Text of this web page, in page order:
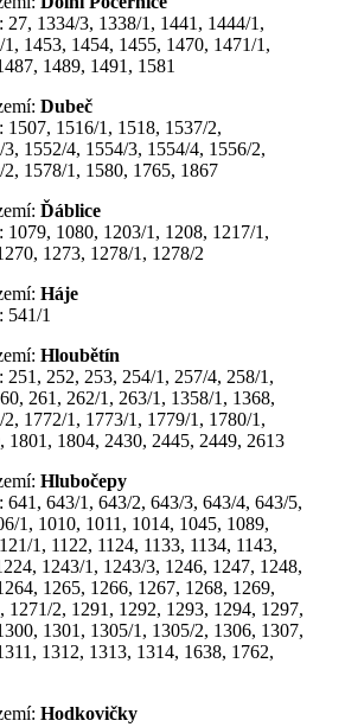
27, 1334/3, 1338/1, 1441, 1444/1,
1453, 1454, 1455, 1470, 1471/1,
1489, 1491, 1581
Dubeč
1507, 1516/1, 1518, 1537/2,
1552/4, 1554/3, 1554/4, 1556/2,
2, 1578/1, 1580, 1765, 1867
Ďáblice
1079, 1080, 1203/1, 1208, 1217/1,
1273, 1278/1, 1278/2
Háje
541/1
Hloubětín
251, 252, 253, 254/1, 257/4, 258/1,
261, 262/1, 263/1, 1358/1, 1368,
1772/1, 1773/1, 1779/1, 1780/1,
1801, 1804, 2430, 2445, 2449, 2613
Hlubočepy
641, 643/1, 643/2, 643/3, 643/4, 643/5,
1, 1010, 1011, 1014, 1045, 1089,
1, 1122, 1124, 1133, 1134, 1143,
1243/1, 1243/3, 1246, 1247, 1248,
1265, 1266, 1267, 1268, 1269,
1271/2, 1291, 1292, 1293, 1294, 1297,
1301, 1305/1, 1305/2, 1306, 1307,
1312, 1313, 1314, 1638, 1762,
Hodkovičky